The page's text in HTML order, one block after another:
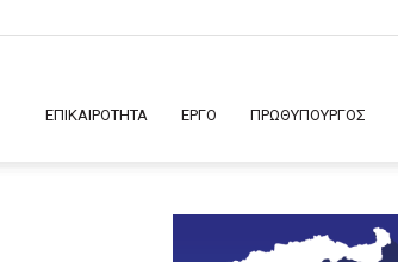
ΕΠΙΚΑΙΡΟΤΗΤΑ ΕΡΓΟ ΠΡΩΘΥΠΟΥΡΓΟΣ